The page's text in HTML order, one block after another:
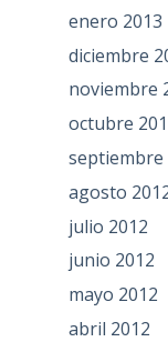
enero 2013
diciembre
noviembre
octubre
septiembre
agosto
julio 2012
junio 2012
mayo 2012
abril 2012